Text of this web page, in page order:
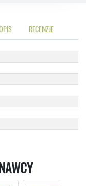
RECENZJE